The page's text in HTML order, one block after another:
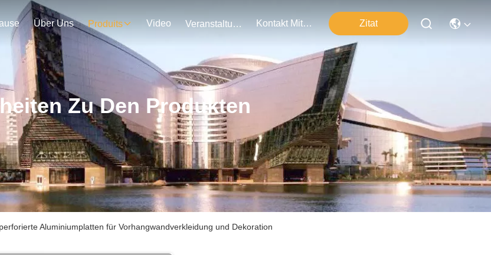
Über Uns Produits Video Veranstaltungen Kontakt Mit Uns Zitat
Zu Den Produkten
Aluminiumplatten für Vorhangwandverkleidung und Dekoration